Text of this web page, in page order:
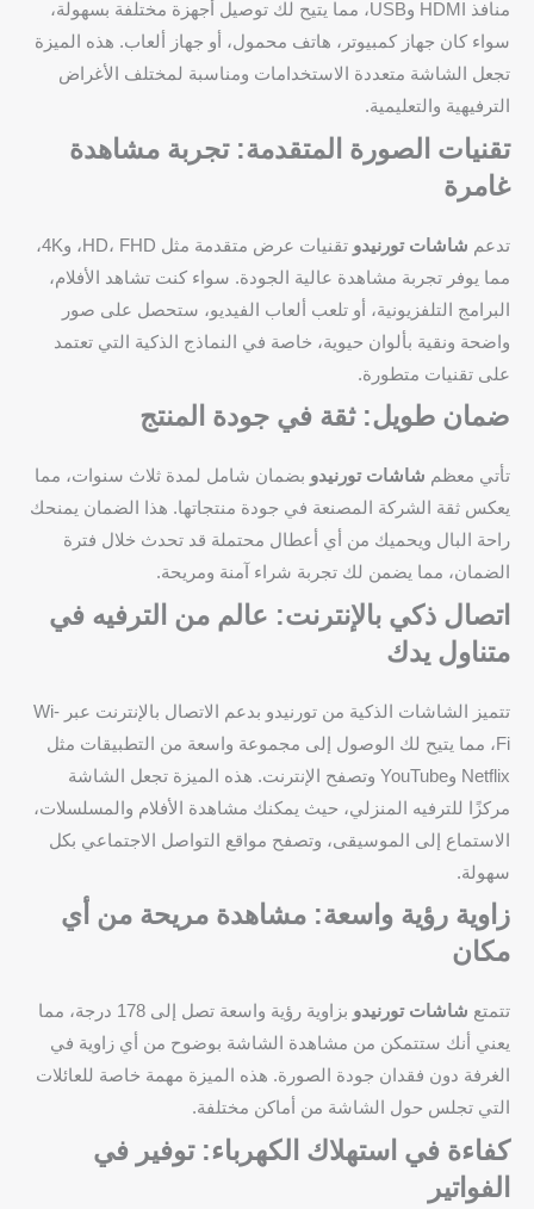
منافذ HDMI وUSB، مما يتيح لك توصيل أجهزة مختلفة بسهولة،
سواء كان جهاز كمبيوتر، هاتف محمول، أو جهاز ألعاب. هذه الميزة
تجعل الشاشة متعددة الاستخدامات ومناسبة لمختلف الأغراض
الترفيهية والتعليمية.
تقنيات الصورة المتقدمة: تجربة مشاهدة
غامرة
تدعم شاشات تورنيدو
تقنيات عرض متقدمة مثل HD، FHD، و4K،
مما يوفر تجربة مشاهدة عالية الجودة. سواء كنت تشاهد الأفلام،
البرامج التلفزيونية، أو تلعب ألعاب الفيديو، ستحصل على صور
واضحة ونقية بألوان حيوية، خاصة في النماذج الذكية التي تعتمد
على تقنيات متطورة.
ضمان طويل: ثقة في جودة المنتج
تأتي معظم شاشات تورنيدو بضمان شامل لمدة ثلاث سنوات، مما
يعكس ثقة الشركة المصنعة في جودة منتجاتها. هذا الضمان يمنحك
راحة البال ويحميك من أي أعطال محتملة قد تحدث خلال فترة
الضمان، مما يضمن لك تجربة شراء آمنة ومريحة.
اتصال ذكي بالإنترنت: عالم من الترفيه في
متناول يدك
تتميز الشاشات الذكية من تورنيدو بدعم الاتصال بالإنترنت عبر Wi-
Fi، مما يتيح لك الوصول إلى مجموعة واسعة من التطبيقات مثل
Netflix وYouTube وتصفح الإنترنت. هذه الميزة تجعل الشاشة
مركزًا للترفيه المنزلي، حيث يمكنك مشاهدة الأفلام والمسلسلات،
الاستماع إلى الموسيقى، وتصفح مواقع التواصل الاجتماعي بكل
سهولة.
زاوية رؤية واسعة: مشاهدة مريحة من أي
مكان
تتمتع شاشات تورنيدو
بزاوية رؤية واسعة تصل إلى 178 درجة، مما
يعني أنك ستتمكن من مشاهدة الشاشة بوضوح من أي زاوية في
الغرفة دون فقدان جودة الصورة. هذه الميزة مهمة خاصة للعائلات
التي تجلس حول الشاشة من أماكن مختلفة.
كفاءة في استهلاك الكهرباء: توفير في
الفواتير